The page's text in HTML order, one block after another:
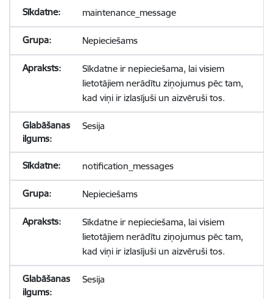
maintenance_message
Nepieciešams
Sīkdatne ir nepieciešama, lai visiem
lietotājiem nerādītu ziņojumus pēc tam,
kad viņi ir izlasījuši un aizvēruši tos.
Sesija
notification_messages
Nepieciešams
Sīkdatne ir nepieciešama, lai visiem
lietotājiem nerādītu ziņojumus pēc tam,
kad viņi ir izlasījuši un aizvēruši tos.
Sesija